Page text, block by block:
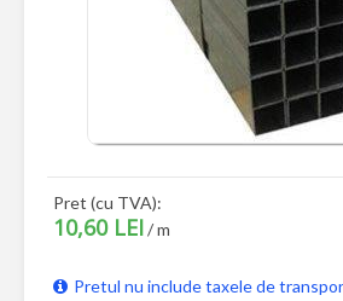
Pret (cu TVA):
10,60 LEI/ m
Pretul nu include taxele de